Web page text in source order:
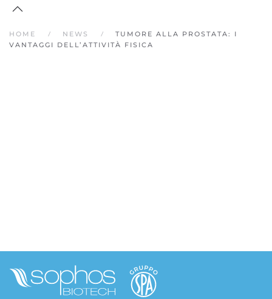
HOME NEWS
TUMORE ALLA PROSTATA: I
VANTAGGI DELL’ATTIVITÀ FISICA